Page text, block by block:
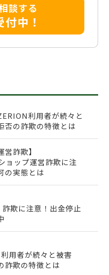
談する
中！
利用者が続々と
の詐欺の特徴とは
詐欺】
ップ運営詐欺に注
の実態とは
欺に注意！出金停止
用者が続々と被害
詐欺の特徴とは